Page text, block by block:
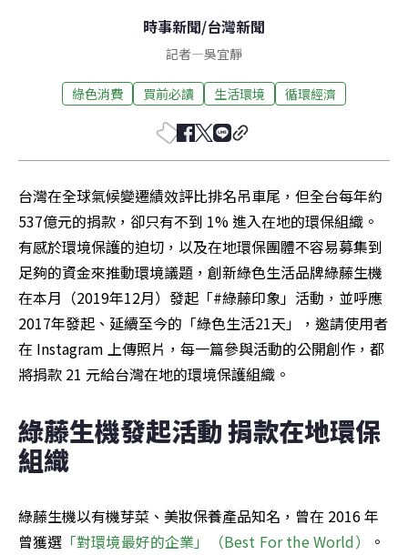
時事新聞/台灣新聞
記者—吳宜靜
綠色消費 買前必讀 生活環境 循環經濟
台灣在全球氣候變遷績效評比排名吊車尾，但全台每年約
537億元的捐款，卻只有不到 1% 進入在地的環保組織。
有感於環境保護的迫切，以及在地環保團體不容易募集到
足夠的資金來推動環境議題，創新綠色生活品牌綠藤生機
在本月（2019年12月）發起「#綠藤印象」活動，並呼應
2017年發起、延續至今的「綠色生活21天」，邀請使用者
在 Instagram 上傳照片，每一篇參與活動的公開創作，都
將捐款 21 元給台灣在地的環境保護組織。
綠藤生機發起活動 捐款在地環保
組織
綠藤生機以有機芽菜、美妝保養產品知名，曾在 2016 年
曾獲選 「對環境最好的企業」（Best For the World）
。